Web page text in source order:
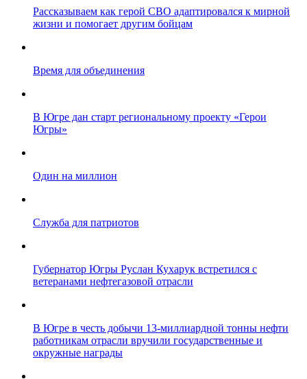
Рассказываем как герой СВО адаптировался к мирной
жизни и помогает другим бойцам
Время для объединения
В Югре дан старт региональному проекту «Герои
Югры»
Один на миллион
Служба для патриотов
Губернатор Югры Руслан Кухарук встретился с
ветеранами нефтегазовой отрасли
В Югре в честь добычи 13-миллиардной тонны нефти
работникам отрасли вручили государственные и
окружные награды